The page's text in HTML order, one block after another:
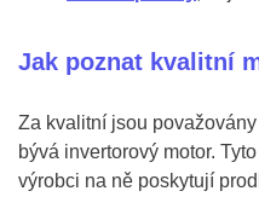
Jak poznat kvalitní
Za kvalitní jsou
bývá invertorový motor.
výrobci na ně poskytují